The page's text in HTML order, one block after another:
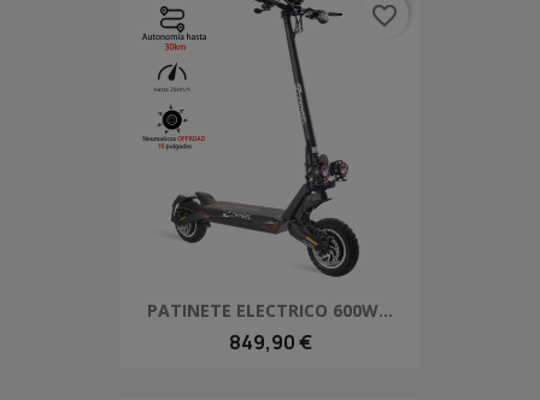
PATINETE ELECTRICO 600W...
849,90 €
favorite_border